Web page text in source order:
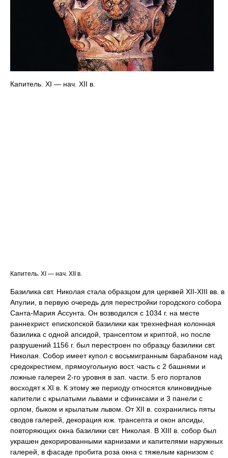
Капитель. XI — нач. XII в.
Капитель. XI — нач. XII в.
Базилика свт. Николая стала образцом для церквей XII-XIII вв. в
Апулии, в первую очередь для перестройки городского собора
Санта-Мария Ассунта. Он возводился с 1034 г. на месте
раннехрист. епископской базилики как трехнефная колонная
базилика с одной апсидой, трансептом и криптой, но после
разрушений 1156 г. был перестроен по образцу базилики свт.
Николая. Собор имеет купол с восьмигранным барабаном над
средокрестием, прямоугольную вост. часть с 2 башнями и
ложные галереи 2-го уровня в зап. части. 5 его порталов
восходят к XI в. К этому же периоду относятся клиновидные
капители с крылатыми львами и сфинксами и 3 панели с
орлом, быком и крылатым львом. От XII в. сохранились пяты
сводов галерей, декорация юж. трансепта и окон апсиды,
повторяющих окна базилики свт. Николая. В XIII в. собор был
украшен декорированными карнизами и капителями наружных
галерей, в фасаде пробита роза окна с тяжелым карнизом с